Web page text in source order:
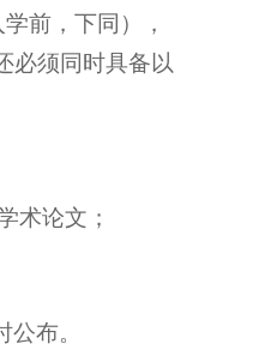
前，下同），
必须同时具备以
术论文；
布。